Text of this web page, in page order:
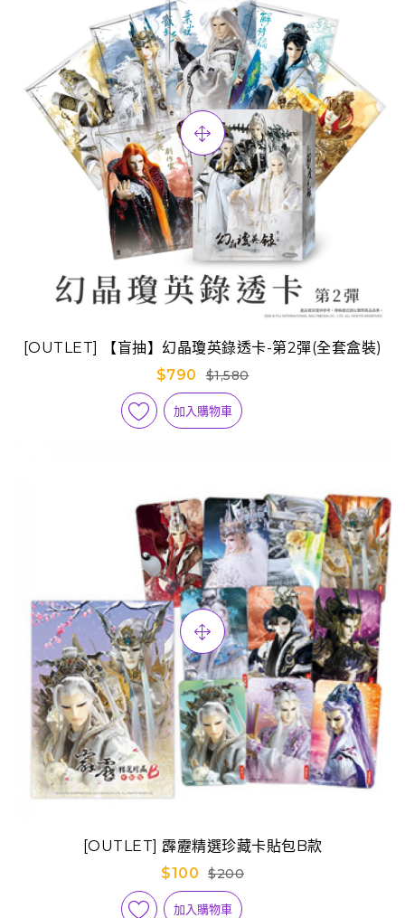
[OUTLET] 【盲抽】幻晶瓊英錄透卡-第2彈(全套盒裝)
$790
$1,580
加入購物車
[OUTLET] 霹靂精選珍藏卡貼包B款
$100
$200
加入購物車